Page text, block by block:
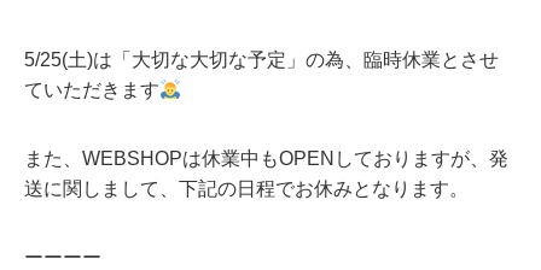
5/25(土)は「大切な大切な予定」の為、臨時休業とさせ
ていただきます
また、WEBSHOPは休業中もOPENしておりますが、発
送に関しまして、下記の日程でお休みとなります。
ーーーー